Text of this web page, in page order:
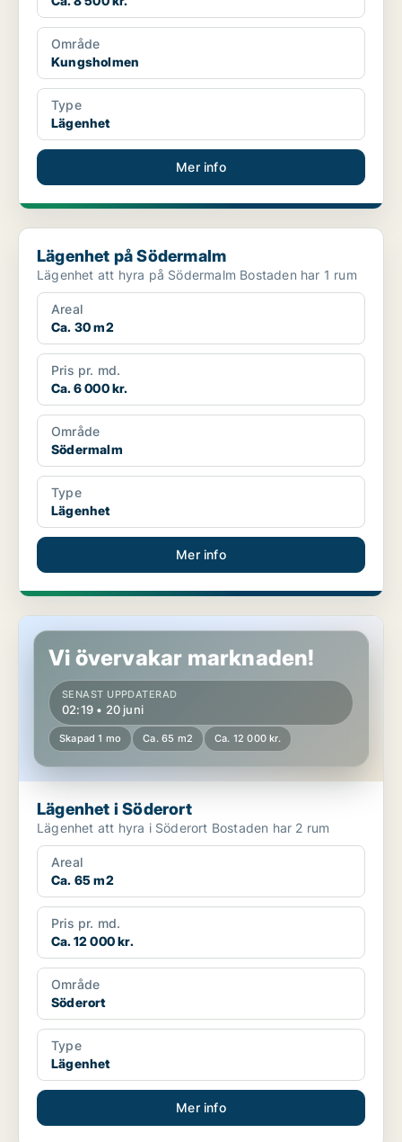
Område
Kungsholmen
Type
Lägenhet
Mer info
Lägenhet på Södermalm
Lägenhet på Södermalm
Lägenhet att hyra på Södermalm Bostaden har 1 rum
Areal
Ca. 30 m2
Pris pr. md.
Ca. 6 000 kr.
Område
Södermalm
Type
Lägenhet
Mer info
Lägenhet i Söderort
Vi övervakar marknaden!
SENAST UPPDATERAD
02:19 • 20 juni
Skapad 1 mo Ca. 65 m2 Ca. 12 000 kr.
Lägenhet i Söderort
Lägenhet att hyra i Söderort Bostaden har 2 rum
Areal
Ca. 65 m2
Pris pr. md.
Ca. 12 000 kr.
Område
Söderort
Type
Lägenhet
Mer info